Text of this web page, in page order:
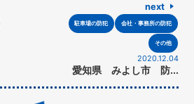
next
駐車場の防犯 会社・事務所の防犯
その他
2020.12.04
愛知県 みよし市 防...